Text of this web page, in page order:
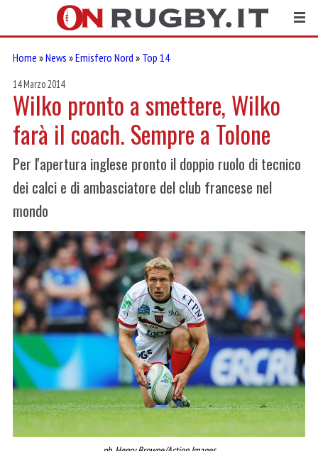
Home »News »Emisfero Nord » Top 14
14 Marzo 2014
Wilko pronto a smettere, Wilko
farà il coach. Sempre a Tolone
Per l'apertura inglese pronto il doppio ruolo di tecnico
dei calci e di ambasciatore del club francese nel
mondo